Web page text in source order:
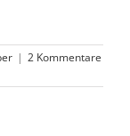
| 2 Kommentare